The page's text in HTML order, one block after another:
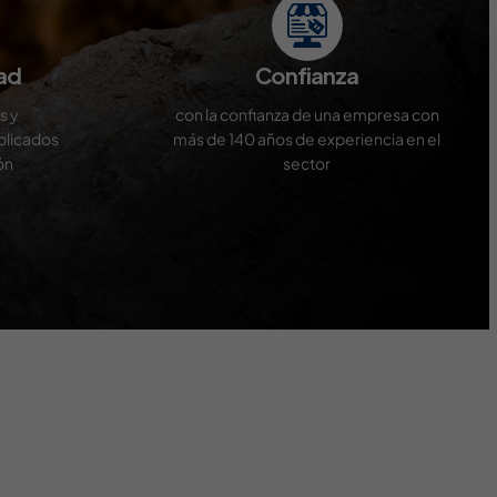
y
Confianza
con la confianza de una empresa con
más de 140 años de experiencia en el
sector